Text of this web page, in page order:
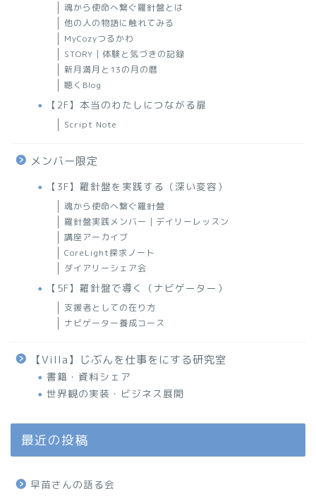
魂から使命へ繋ぐ羅針盤とは
他の人の物語に触れてみる
MyCozyつるかわ
STORY｜体験と気づきの記録
新月満月と13の月の暦
聴くBlog
【2F】本当のわたしにつながる扉
Script Note
メンバー限定
【3F】羅針盤を実践する（深い変容）
魂から使命へ繋ぐ羅針盤
羅針盤実践メンバー｜デイリーレッスン
講座アーカイブ
CoreLight探求ノート
ダイアリーシェア会
【5F】羅針盤で導く（ナビゲーター）
支援者としての在り方
ナビゲーター養成コース
【Villa】じぶんを仕事をにする研究室
書籍・資料シェア
世界観の実装・ビジネス展開
最近の投稿
早苗さんの語る会